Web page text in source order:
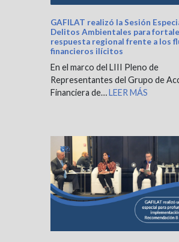
GAFILAT realizó la Sesión
Delitos Ambientales para
respuesta regional frente a los
financieros ilícitos
En el marco del LIII Pleno de
Representantes del Grupo de
Financiera de…LEER MÁS